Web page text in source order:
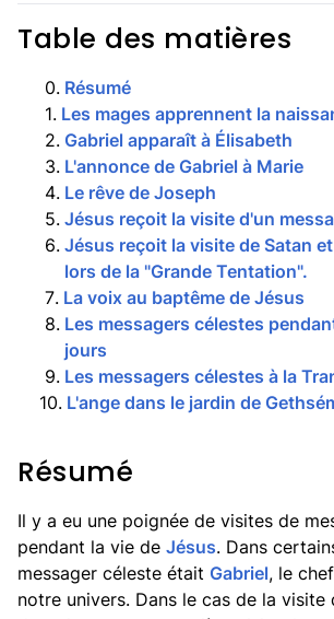
Table des matières
0. Résumé
1. Les mages apprennent la
2. Gabriel apparaît à Élisabeth
3. L'annonce de Gabriel à Marie
4. Le rêve de Joseph
5. Jésus reçoit la visite d'un
6. Jésus reçoit la visite de Satan
lors de la "Grande Tentation".
7. La voix au baptême de Jésus
8. Les messagers célestes
jours
9. Les messagers célestes à la
10. L'ange dans le jardin de
Résumé
Il y a eu une poignée de visites de
pendant la vie de Jésus. Dans
messager céleste était Gabriel, le
notre univers. Dans le cas de la visite